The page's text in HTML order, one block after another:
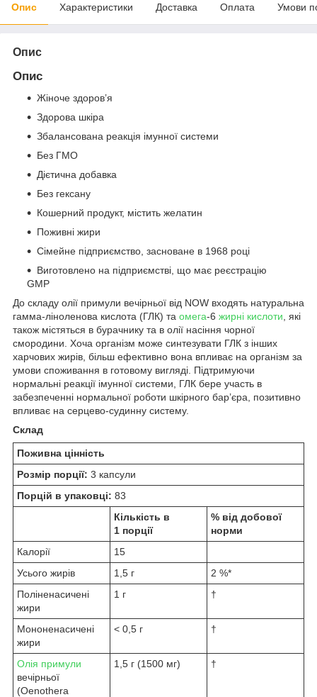
Опис Характеристики Доставка Оплата Умови
Опис
Опис
Жіноче здоров’я
Здорова шкіра
Збалансована реакція імунної системи
Без ГМО
Дієтична добавка
Без гексану
Кошерний продукт, містить желатин
Поживні жири
Сімейне підприємство, засноване в 1968 році
Виготовлено на підприємстві, що має реєстрацію
GMP
До складу олії примули вечірньої від NOW входять натуральна
гамма-ліноленова кислота (ГЛК) та омега-6 жирні кислоти , які
також містяться в бурачнику та в олії насіння чорної
смородини. Хоча організм може синтезувати ГЛК з інших
харчових жирів, більш ефективно вона впливає на організм за
умови споживання в готовому вигляді. Підтримуючи
нормальні реакції імунної системи, ГЛК бере участь в
забезпеченні нормальної роботи шкірного бар’єра, позитивно
впливає на серцево-судинну систему.
Склад
Поживна цінність
Розмір порції: 3 капсули
Порцій в упаковці: 83
Кількість в
1 порції
% від добової
норми
Калорії
15
Усього жирів
1,5 г
2 %*
Поліненасичені
жири
1 г †
Мононенасичені
жири
< 0,5 г †
Олія примули
вечірньої
(Oenothera
1,5 г (1500 мг) †